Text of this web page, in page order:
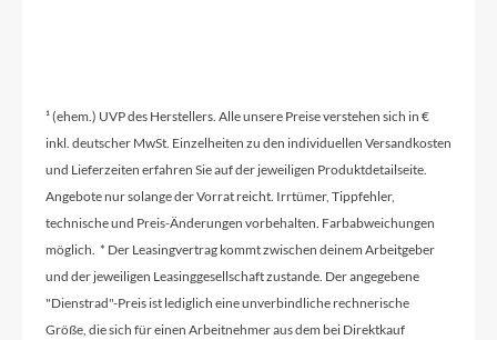
¹ (ehem.) UVP des Herstellers. Alle unsere Preise verstehen sich in €
inkl. deutscher MwSt. Einzelheiten zu den individuellen Versandkosten
und Lieferzeiten erfahren Sie auf der jeweiligen Produktdetailseite.
Angebote nur solange der Vorrat reicht. Irrtümer, Tippfehler,
technische und Preis-Änderungen vorbehalten. Farbabweichungen
möglich. * Der Leasingvertrag kommt zwischen deinem Arbeitgeber
und der jeweiligen Leasinggesellschaft zustande. Der angegebene
"Dienstrad"-Preis ist lediglich eine unverbindliche rechnerische
Größe, die sich für einen Arbeitnehmer aus dem bei Direktkauf